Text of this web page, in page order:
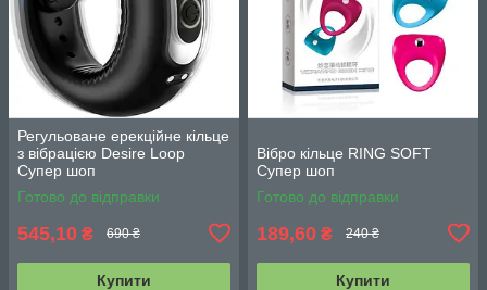
Регульоване ерекційне кільце
з вібрацією Desire Loop
Супер шоп
Готово до відправки
545,10 ₴ 690 ₴
Купити
Вібро кільце RING SOFT
Супер шоп
Готово до відправки
189,60 ₴ 240 ₴
Купити